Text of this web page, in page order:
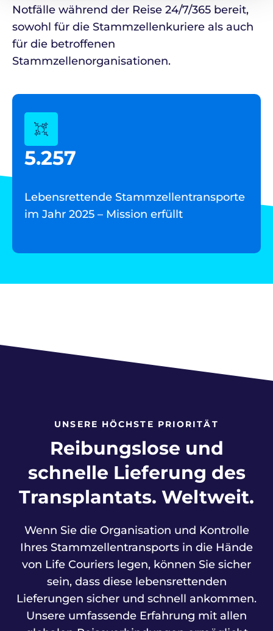
Notfälle während der Reise 24/7/365 bereit,
sowohl für die Stammzellenkuriere als auch
für die betroffenen
Stammzellenorganisationen.
5.257
Lebensrettende Stammzellentransporte
im Jahr 2025 – Mission erfüllt
UNSERE HÖCHSTE PRIORITÄT
Reibungslose und
schnelle Lieferung des
Transplantats. Weltweit.
Wenn Sie die Organisation und Kontrolle
Ihres Stammzellentransports in die Hände
von Life Couriers legen, können Sie sicher
sein, dass diese lebensrettenden
Lieferungen sicher und schnell ankommen.
Unsere umfassende Erfahrung mit allen